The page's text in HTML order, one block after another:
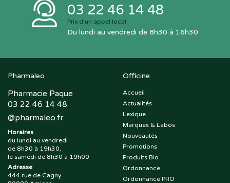
03 22 46 14 48
Prix d’un appel local
Du lundi au vendredi de 8h30 à 16h30
Pharmaleo
Pharmacie Paque
03 22 46 14 48
@pharmaleo.fr
Horaires
du lundi au vendredi
de 8h30 à 19h30,
le samedi de 8h30 à 19h00
Adresse
444 rue de Cagny
Officine
Accueil
Actualités
Lexique
Marques & Labos
Nouveautés
Promotions
Produits Bio
Ordonnance
Ordonnance PRO